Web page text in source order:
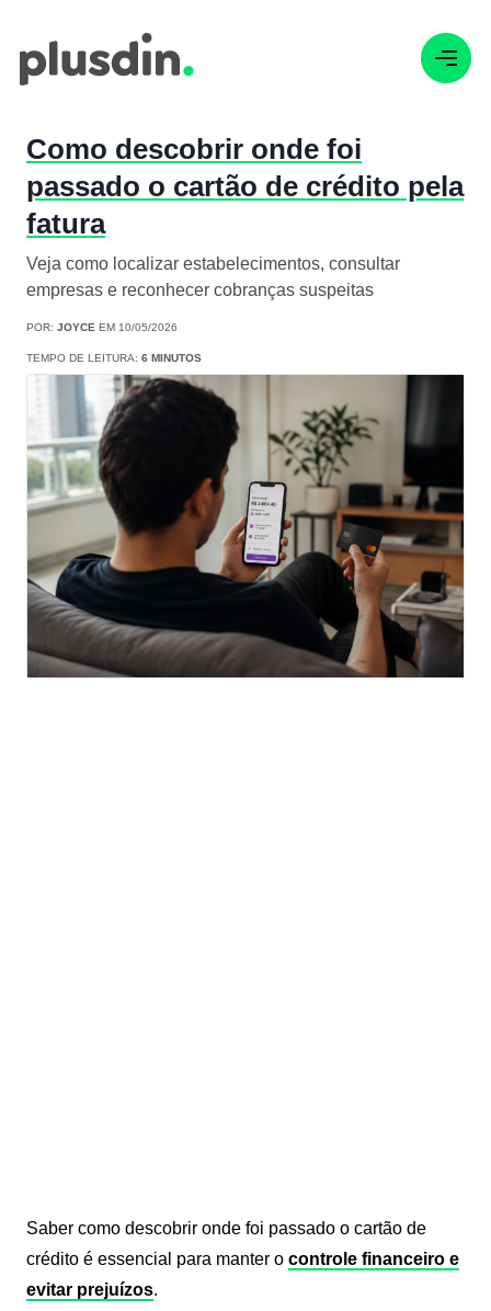
Como descobrir onde foi
passado o cartão de crédito pela
fatura
Veja como localizar estabelecimentos, consultar
empresas e reconhecer cobranças suspeitas
POR: JOYCE EM 10/05/2026
TEMPO DE LEITURA: 6 MINUTOS
Saber como descobrir onde foi passado o cartão de
crédito é essencial para manter o controle financeiro e
evitar prejuízos.